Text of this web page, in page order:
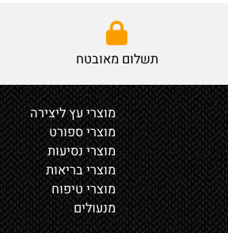
תשלום מאובטח
מוצרי עץ ליצירה
מוצרי ספורט
מוצרי נסיעות
מוצרי בריאות